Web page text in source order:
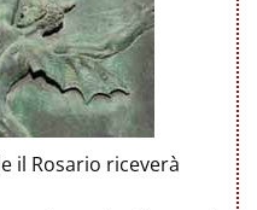
il Rosario riceverà